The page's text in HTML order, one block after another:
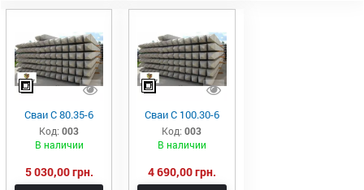
Сваи С 80.35-6
Код: 003
В наличии
5 030,00 грн.
Сваи С 100.30-6
Код: 003
В наличии
4 690,00 грн.